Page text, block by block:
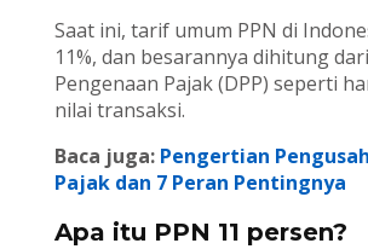
Saat ini, tarif umum PPN di
11%, dan besarannya dihitung
Pengenaan Pajak (DPP) seperti
nilai transaksi.
Baca juga: Pengertian
Pajak dan 7 Peran Pentingnya
Apa itu PPN 11 persen?